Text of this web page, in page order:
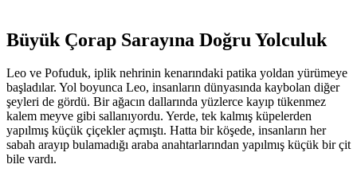
Büyük Çorap Sarayına Doğru Yolculuk​
Leo ve Pofuduk, iplik nehrinin kenarındaki patika yoldan yürümeye
başladılar. Yol boyunca Leo, insanların dünyasında kaybolan diğer
şeyleri de gördü. Bir ağacın dallarında yüzlerce kayıp tükenmez
kalem meyve gibi sallanıyordu. Yerde, tek kalmış küpelerden
yapılmış küçük çiçekler açmıştı. Hatta bir köşede, insanların her
sabah arayıp bulamadığı araba anahtarlarından yapılmış küçük bir çit
bile vardı.